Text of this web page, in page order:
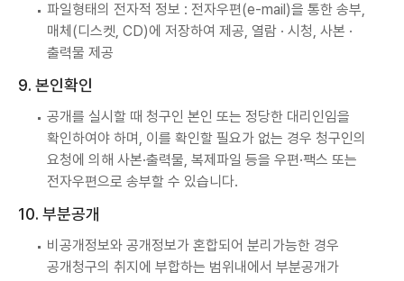
파일형태의 전자적 정보 : 전자우편(e-mail)을 통한 송부,
매체(디스켓, CD)에 저장하여 제공, 열람 · 시청, 사본 ·
출력물 제공
9. 본인확인
공개를 실시할 때 청구인 본인 또는 정당한 대리인임을
확인하여야 하며, 이를 확인할 필요가 없는 경우 청구인의
요청에 의해 사본·출력물, 복제파일 등을 우편·팩스 또는
전자우편으로 송부할 수 있습니다.
10. 부분공개
비공개정보와 공개정보가 혼합되어 분리가능한 경우
공개청구의 취지에 부합하는 범위내에서 부분공개가